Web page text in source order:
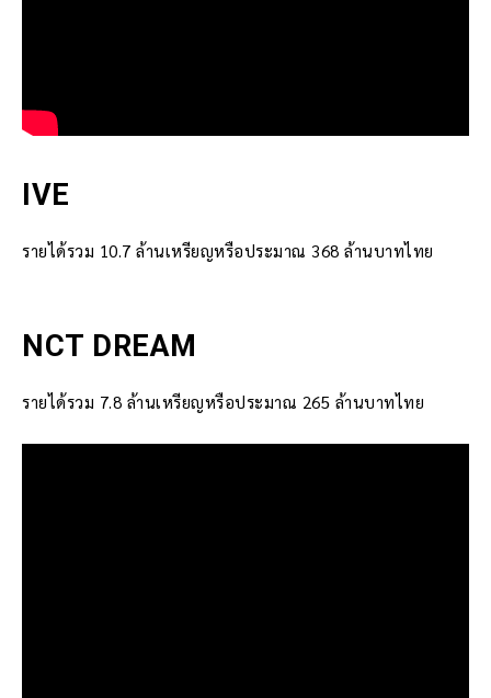
IVE
รายได้รวม 10.7 ล้านเหรียญหรือประมาณ 368 ล้านบาทไทย
NCT DREAM
รายได้รวม 7.8 ล้านเหรียญหรือประมาณ 265 ล้านบาทไทย